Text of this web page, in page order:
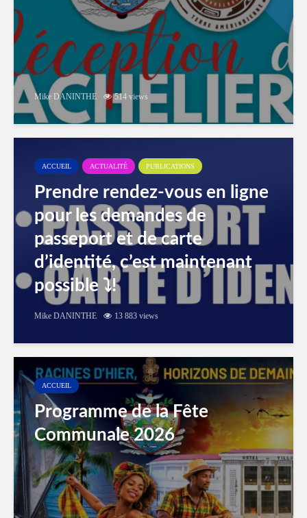
Mike DANINTHE 514 views
ACCUEIL ACTUALITÉ PUBLICATIONS
Prendre rendez-vous en ligne
pour les demandes de
passeport et de carte
d’identité, c’est maintenant
possible ⤵️!
Mike DANINTHE 13 883 views
ACCUEIL
Programme de la Fête
Communale 2026